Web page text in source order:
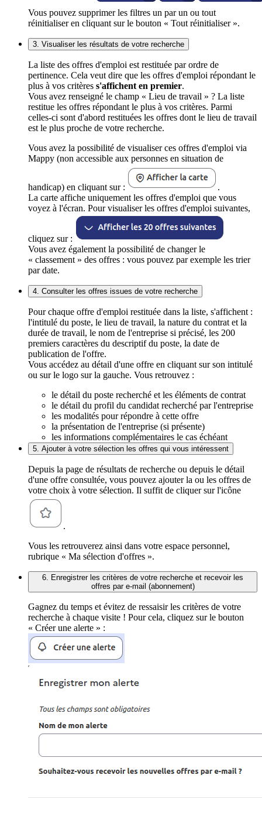
Vous pouvez supprimer les filtres un par un ou tout
réinitialiser en cliquant sur le bouton « Tout réinitialiser ».
3. Visualiser les résultats de votre recherche
La liste des offres d'emploi est restituée par ordre de
pertinence. Cela veut dire que les offres d'emploi répondant le
plus à vos critères s'affichent en premier.
Vous avez renseigné le champ « Lieu de travail » ? La liste
restitue les offres répondant le plus à vos critères. Parmi
celles-ci sont d'abord restituées les offres dont le lieu de travail
est le plus proche de votre recherche.
Vous avez la possibilité de visualiser ces offres d'emploi via
Mappy (non accessible aux personnes en situation de
handicap) en cliquant sur :
.
La carte affiche uniquement les offres d'emploi que vous
voyez à l'écran. Pour visualiser les offres d'emploi suivantes,
cliquez sur :
Vous avez également la possibilité de changer le
« classement » des offres : vous pouvez par exemple les trier
par date.
4. Consulter les offres issues de votre recherche
Pour chaque offre d'emploi restituée dans la liste, s'affichent :
l'intitulé du poste, le lieu de travail, la nature du contrat et la
durée de travail, le nom de l'entreprise si précisé, les 200
premiers caractères du descriptif du poste, la date de
publication de l'offre.
Vous accédez au détail d'une offre en cliquant sur son intitulé
ou sur le logo sur la gauche. Vous retrouvez :
le détail du poste recherché et les éléments de contrat
le détail du profil du candidat recherché par l'entreprise
les modalités pour répondre à cette offre
la présentation de l'entreprise (si présente)
les informations complémentaires le cas échéant
5. Ajouter à votre sélection les offres qui vous intéressent
Depuis la page de résultats de recherche ou depuis le détail
d'une offre consultée, vous pouvez ajouter la ou les offres de
votre choix à votre sélection. Il suffit de cliquer sur l'icône
.
Vous les retrouverez ainsi dans votre espace personnel,
rubrique « Ma sélection d'offres ».
6. Enregistrer les critères de votre recherche et recevoir les
offres par e-mail (abonnement)
Gagnez du temps et évitez de ressaisir les critères de votre
recherche à chaque visite ! Pour cela, cliquez sur le bouton
« Créer une alerte » :